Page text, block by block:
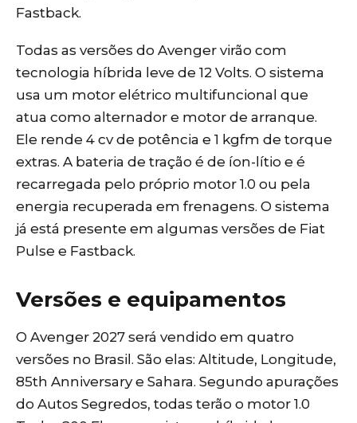
Fastback.
Todas as versões do Avenger virão com
tecnologia híbrida leve de 12 Volts. O sistema
usa um motor elétrico multifuncional que
atua como alternador e motor de arranque.
Ele rende 4 cv de potência e 1 kgfm de torque
extras. A bateria de tração é de íon-lítio e é
recarregada pelo próprio motor 1.0 ou pela
energia recuperada em frenagens. O sistema
já está presente em algumas versões de Fiat
Pulse e Fastback.
Versões e equipamentos
O Avenger 2027 será vendido em quatro
versões no Brasil. São elas: Altitude, Longitude,
85th Anniversary e Sahara. Segundo apurações
do Autos Segredos, todas terão o motor 1.0